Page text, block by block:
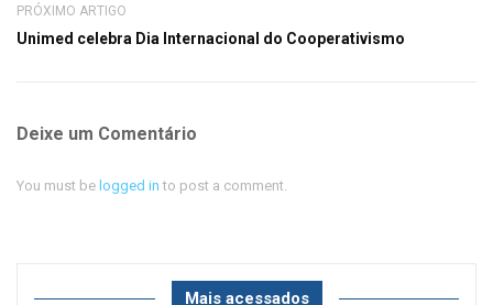
PRÓXIMO ARTIGO
Unimed celebra Dia Internacional do Cooperativismo
Deixe um Comentário
You must be logged in to post a comment.
Mais acessados